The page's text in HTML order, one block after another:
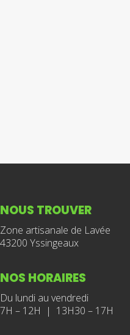
NOUS TROUVER
Zone artisanale de Lavée
43200 Yssingeaux
NOS HORAIRES
Du lundi au vendredi
7H – 12H | 13H30 – 17H